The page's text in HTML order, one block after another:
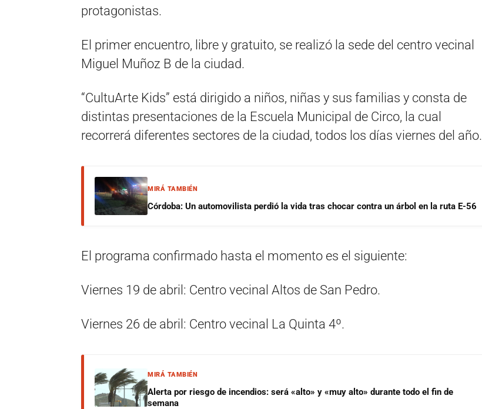
protagonistas.
El primer encuentro, libre y gratuito, se realizó la sede del centro vecinal
Miguel Muñoz B de la ciudad.
“CultuArte Kids” está dirigido a niños, niñas y sus familias y consta de
distintas presentaciones de la Escuela Municipal de Circo, la cual
recorrerá diferentes sectores de la ciudad, todos los días viernes del año.
MIRÁ TAMBIÉN
Córdoba: Un automovilista perdió la vida tras chocar contra un árbol en la ruta E-56
El programa confirmado hasta el momento es el siguiente:
Viernes 19 de abril: Centro vecinal Altos de San Pedro.
Viernes 26 de abril: Centro vecinal La Quinta 4º.
MIRÁ TAMBIÉN
Alerta por riesgo de incendios: será «alto» y «muy alto» durante todo el fin de
semana